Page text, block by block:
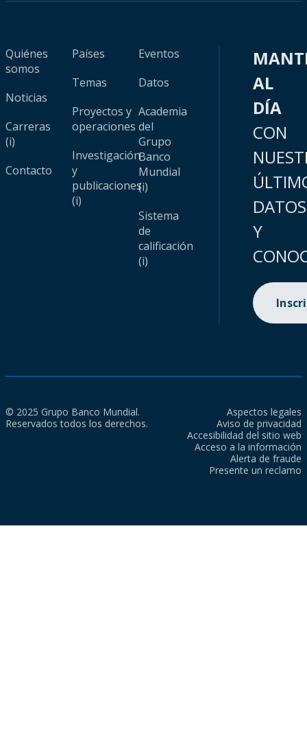
Quiénes
somos
Noticias
Carreras
(i)
Contacto
Países
Temas
Proyectos y
operaciones
Investigación
y
publicaciones
(i)
Eventos
Datos
Academia
del
Grupo
Banco
Mundial
(i)
Sistema
de
calificación
(i)
AL
DÍA
CON
DATOS
Y
© 2025 Grupo Banco Mundial.
Reservados todos los derechos.
Aspectos legales
Aviso de privacidad
Accesibilidad del sitio web
Acceso a la información
Alerta de fraude
Presente un reclamo